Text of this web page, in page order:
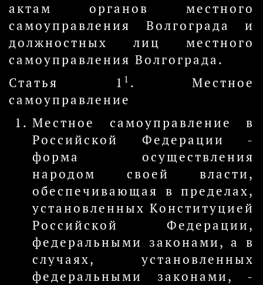
актам органов местного
самоуправления Волгограда и
должностных лиц местного
самоуправления Волгограда.
Статья 1 1 . Местное
самоуправление
Местное самоуправление в
Российской Федерации -
форма осуществления
народом своей власти,
обеспечивающая в пределах,
установленных Конституцией
Российской Федерации,
федеральными законами, а в
случаях, установленных
федеральными законами, -